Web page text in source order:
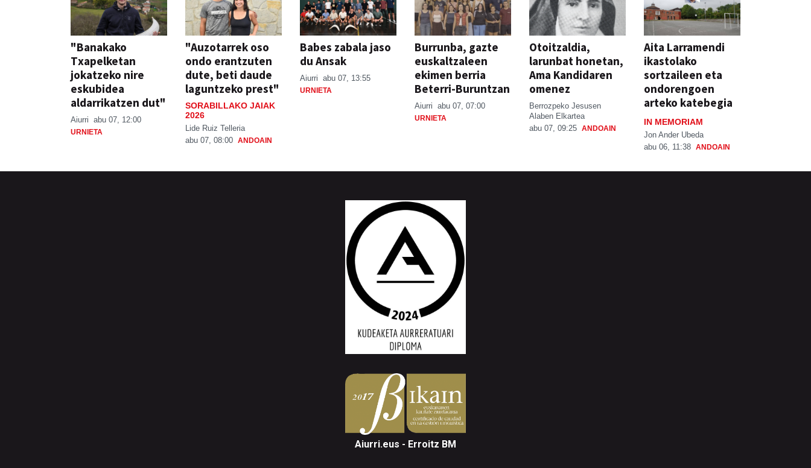
"Banakako
Txapelketan
jokatzeko nire
eskubidea
aldarrikatzen dut"
Aiurri abu 07, 12:00
URNIETA
"Auzotarrek oso
ondo erantzuten
dute, beti daude
laguntzeko prest"
SORABILLAKO JAIAK
2026
Lide Ruiz Telleria
abu 07, 08:00 ANDOAIN
Babes zabala jaso
du Ansak
Aiurri abu 07, 13:55
URNIETA
Burrunba, gazte
euskaltzaleen
ekimen berria
Beterri-Buruntzan
Aiurri abu 07, 07:00
URNIETA
Otoitzaldia,
larunbat honetan,
Ama Kandidaren
omenez
Berrozpeko Jesusen
Alaben Elkartea
abu 07, 09:25 ANDOAIN
Aita Larramendi
ikastolako
sortzaileen eta
ondorengoen
arteko katebegia
IN MEMORIAM
Jon Ander Ubeda
abu 06, 11:38 ANDOAIN
Aiurri.eus - Erroitz BM